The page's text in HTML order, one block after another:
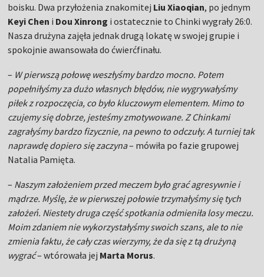
boisku. Dwa przyłożenia znakomitej Liu Xiaoqian, po jednym
Keyi Chen i Dou Xinrong i ostatecznie to Chinki wygrały 26:0.
Nasza drużyna zajęła jednak drugą lokatę w swojej grupie i
spokojnie awansowała do ćwierćfinału.
– W pierwszą połowę weszłyśmy bardzo mocno. Potem
popełniłyśmy za dużo własnych błędów, nie wygrywałyśmy
piłek z rozpoczęcia, co było kluczowym elementem. Mimo to
czujemy się dobrze, jesteśmy zmotywowane. Z Chinkami
zagrałyśmy bardzo fizycznie, na pewno to odczuły. A turniej tak
naprawdę dopiero się zaczyna– mówiła po fazie grupowej
Natalia Pamięta.
– Naszym założeniem przed meczem było grać agresywnie i
mądrze. Myślę, że w pierwszej połowie trzymałyśmy się tych
założeń. Niestety druga część spotkania odmieniła losy meczu.
Moim zdaniem nie wykorzystałyśmy swoich szans, ale to nie
zmienia faktu, że cały czas wierzymy, że da się z tą drużyną
wygrać– wtórowała jej Marta Morus.